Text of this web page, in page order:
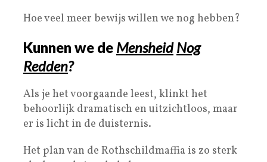
Hoe veel meer bewijs willen we nog hebben?
Kunnen we de Mensheid Nog
Redden?
Als je het voorgaande leest, klinkt het
behoorlijk dramatisch en uitzichtloos, maar
er is licht in de duisternis.
Het plan van de Rothschildmaffia is zo sterk